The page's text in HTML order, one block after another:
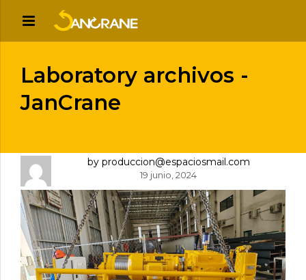
Laboratory archivos -
JanCrane
by produccion@espaciosmail.com
19 junio, 2024